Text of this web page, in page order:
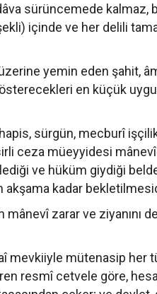
sürüncemede
içinde ve her delili
yemin eden şahit,
en küçük
sürgün, mecburî
ceza müeyyidesi
ve hüküm giydiği
kadar
zarar ve ziyanını
mevkiiyle mütenasip her
resmî cetvele göre,